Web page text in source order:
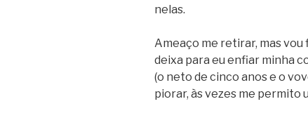
nelas.
Ameaço me retirar, mas
deixa para eu enfiar minha
(o neto de cinco anos e o
piorar, às vezes me permito